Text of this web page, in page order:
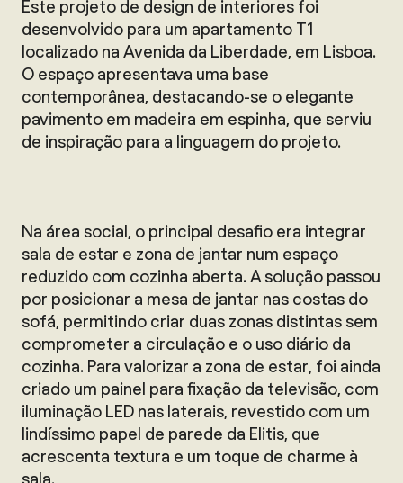
Este projeto de design de interiores foi
desenvolvido para um apartamento T1
localizado na Avenida da Liberdade, em Lisboa.
O espaço apresentava uma base
contemporânea, destacando-se o elegante
pavimento em madeira em espinha, que serviu
de inspiração para a linguagem do projeto.
Na área social, o principal desafio era integrar
sala de estar e zona de jantar num espaço
reduzido com cozinha aberta. A solução passou
por posicionar a mesa de jantar nas costas do
sofá, permitindo criar duas zonas distintas sem
comprometer a circulação e o uso diário da
cozinha. Para valorizar a zona de estar, foi ainda
criado um painel para fixação da televisão, com
iluminação LED nas laterais, revestido com um
lindíssimo papel de parede da Elitis, que
acrescenta textura e um toque de charme à